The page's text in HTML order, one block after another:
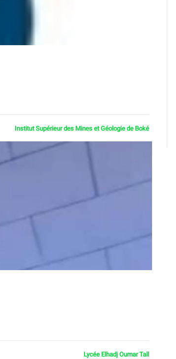
Institut Supérieur des Mines et Géologie de Boké
Lycée Elhadj Oumar Tall